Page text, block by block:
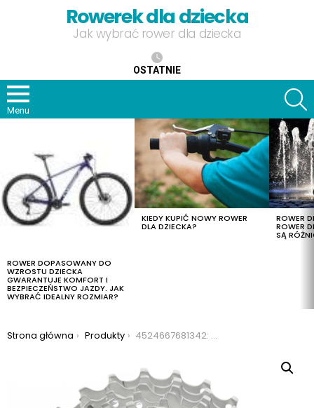
Rowerek dla dziecka
Jak wybrać rower dla dziecka
OSTATNIE
Menu
ROWER DOPASOWANY DO
WZROSTU DZIECKA
GWARANTUJE KOMFORT I
BEZPIECZEŃSTWO JAZDY. JAK
WYBRAĆ IDEALNY ROZMIAR?
KIEDY KUPIĆ NOWY ROWER
DLA DZIECKA?
ROWER
ROWER
SĄ
Jesteś tutaj:
Strona główna Produkty 4524667681342: kaseta shimano cs-hg400 11-25 9rz